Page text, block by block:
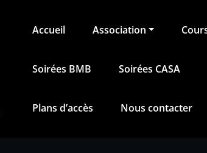
Accueil Association
Soirées BMB Soirées CASA
Plans d’accès Nous contacter